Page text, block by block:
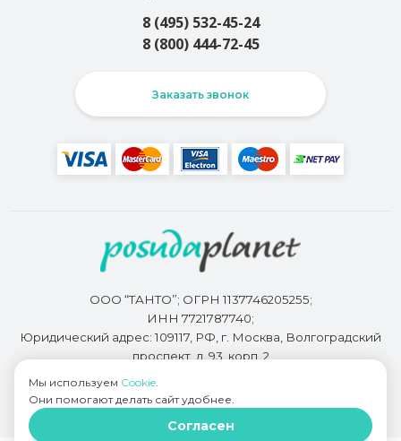
8 (495) 532-45-24
8 (800) 444-72-45
Заказать звонок
ООО “ТАНТО”; ОГРН 1137746205255;
ИНН 7721787740;
Юридический адрес: 109117, РФ, г. Москва, Волгоградский
проспект, д. 93, корп. 2
Разработкой сайта занимается
Мы используем Cookie.
Они помогают делать сайт удобнее.
Согласен